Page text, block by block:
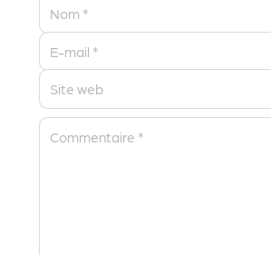
Commentaire *
Nom *
E-mail *
Site web